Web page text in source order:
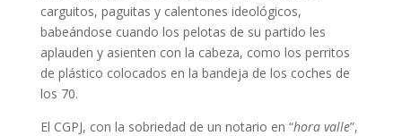
carguitos, paguitas y calentones ideológicos,
babeándose cuando los pelotas de su partido les
aplauden y asienten con la cabeza, como los perritos
de plástico colocados en la bandeja de los coches de
los 70.
El CGPJ, con la sobriedad de un notario en “hora valle”,